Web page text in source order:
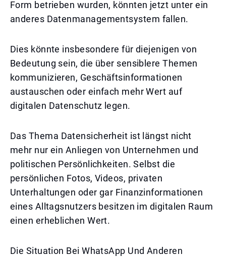
Form betrieben wurden, könnten jetzt unter ein
anderes Datenmanagementsystem fallen.
Dies könnte insbesondere für diejenigen von
Bedeutung sein, die über sensiblere Themen
kommunizieren, Geschäftsinformationen
austauschen oder einfach mehr Wert auf
digitalen Datenschutz legen.
Das Thema Datensicherheit ist längst nicht
mehr nur ein Anliegen von Unternehmen und
politischen Persönlichkeiten. Selbst die
persönlichen Fotos, Videos, privaten
Unterhaltungen oder gar Finanzinformationen
eines Alltagsnutzers besitzen im digitalen Raum
einen erheblichen Wert.
Die Situation Bei WhatsApp Und Anderen